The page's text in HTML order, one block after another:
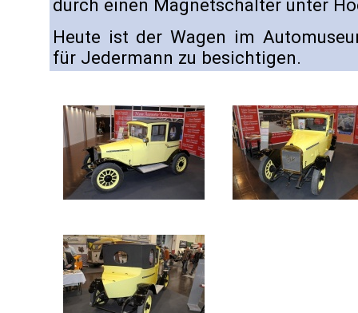
durch einen Magnetschalter unter
Heute ist der Wagen im
für Jedermann zu besichtigen.